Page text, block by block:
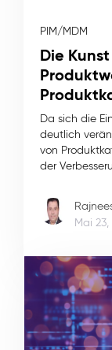
PIM/MDM
Die
Da sich die
deutlich
von
der
Mai 23,